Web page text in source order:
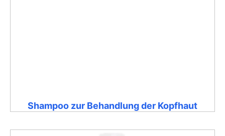
Shampoo zur Behandlung der Kopfhaut